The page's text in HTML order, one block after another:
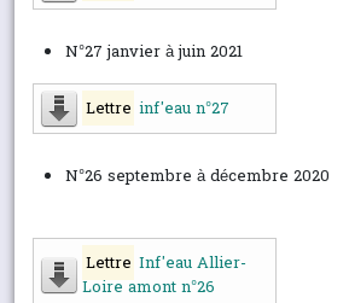
N°27 janvier à juin 2021
Lettre inf'eau n°27
N°26 septembre à décembre 2020
Lettre Inf'eau Allier-
Loire amont n°26